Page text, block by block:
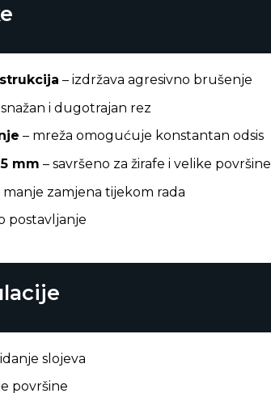
– izdržava agresivno brušenje
snažan i dugotrajan rez
– mreža omogućuje konstantan odsis
mm – savršeno za žirafe i velike površine
manje zamjena tijekom rada
postavljanje
slojeva
površine